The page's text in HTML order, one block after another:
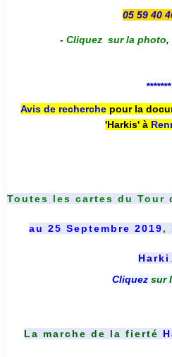
05 59 40
- Cliquez sur la photo,
*******
Avis de recherche pour la
'Harkis' à
Toutes les cartes du Tour
au 25 Septembre 2019,
Harki
Cliquez sur
La marche de la fierté